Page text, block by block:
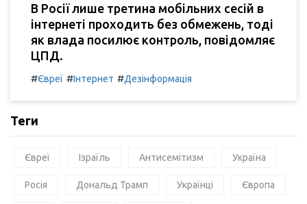
В Росії лише третина мобільних сесій в
інтернеті проходить без обмежень, тоді
як влада посилює контроль, повідомляє
ЦПД.
#Євреї #Інтернет #Дезінформація
Теги
Євреї Ізраїль Антисемітизм Україна
Росія Дональд Трамп Українці Європа